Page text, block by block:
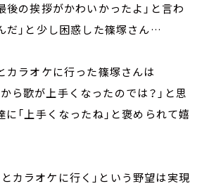
後の挨拶がかわいかったよ」と言わ
だ」と少し困惑した篠塚さん…
カラオケに行った篠塚さんは
ら歌が上手くなったのでは？」と思
に「上手くなったね」と褒められて嬉
カラオケに行く」という野望は実現